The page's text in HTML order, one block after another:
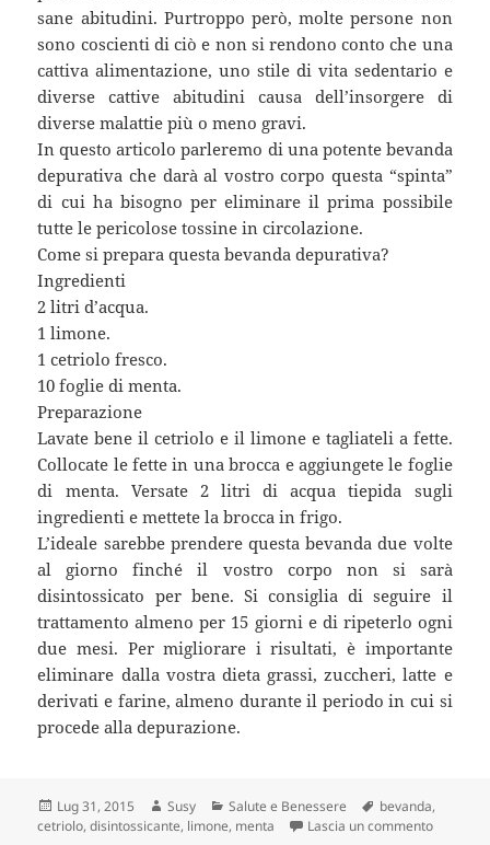
sane abitudini. Purtroppo però, molte persone non
sono coscienti di ciò e non si rendono conto che una
cattiva alimentazione, uno stile di vita sedentario e
diverse cattive abitudini causa dell’insorgere di
diverse malattie più o meno gravi.
In questo articolo parleremo di una potente bevanda
depurativa che darà al vostro corpo questa “spinta”
di cui ha bisogno per eliminare il prima possibile
tutte le pericolose tossine in circolazione.
Come si prepara questa bevanda depurativa?
Ingredienti
2 litri d’acqua.
1 limone.
1 cetriolo fresco.
10 foglie di menta.
Preparazione
Lavate bene il cetriolo e il limone e tagliateli a fette.
Collocate le fette in una brocca e aggiungete le foglie
di menta. Versate 2 litri di acqua tiepida sugli
ingredienti e mettete la brocca in frigo.
L’ideale sarebbe prendere questa bevanda due volte
al giorno finché il vostro corpo non si sarà
disintossicato per bene. Si consiglia di seguire il
trattamento almeno per 15 giorni e di ripeterlo ogni
due mesi. Per migliorare i risultati, è importante
eliminare dalla vostra dieta grassi, zuccheri, latte e
derivati e farine, almeno durante il periodo in cui si
procede alla depurazione.
Scritto
il
Lug 31, 2015 Autore
Susy Categorie
Salute e Benessere Tag
bevanda,
cetriolo,disintossicante, limone, menta Lascia un commentosu